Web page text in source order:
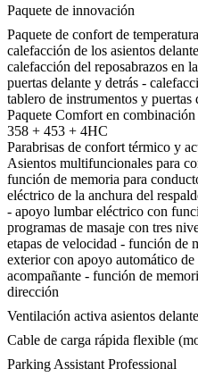
Paquete de innovación
Paquete de confort de
calefacción de los asientos
calefacción del reposabrazos en
puertas delante y detrás -
tablero de instrumentos y puertas
Paquete Comfort en
358 + 453 + 4HC
Parabrisas de confort térmico y
Asientos multifuncionales para
función de memoria para
eléctrico de la anchura del
- apoyo lumbar eléctrico con
programas de masaje con tres
etapas de velocidad - función de
exterior con apoyo automático de
acompañante - función de
dirección
Ventilación activa asientos
Cable de carga rápida flexible
Parking Assistant Professional